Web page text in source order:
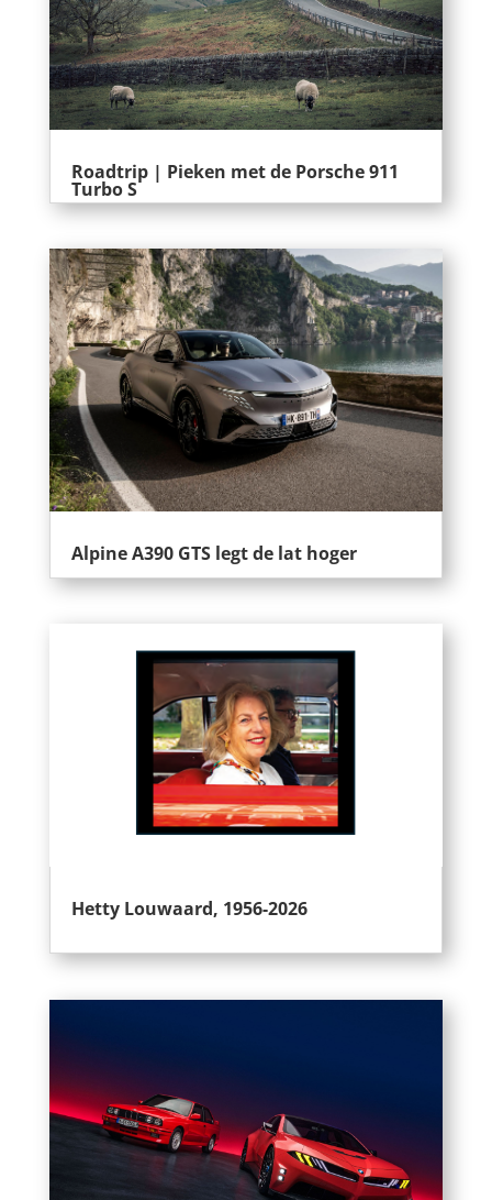
Roadtrip | Pieken met de Porsche 911
Turbo S
Alpine A390 GTS legt de lat hoger
Hetty Louwaard, 1956-2026